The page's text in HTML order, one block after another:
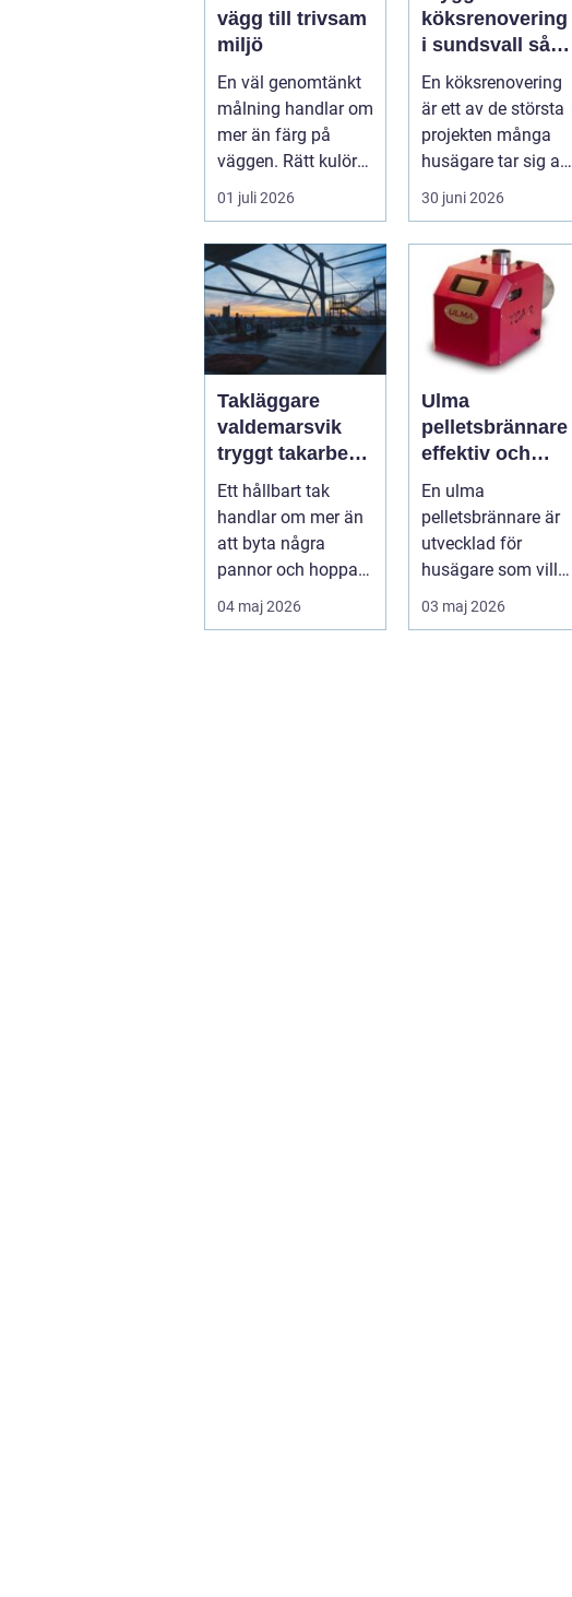
vägg till trivsam
miljö
En väl genomtänkt
målning handlar om
mer än färg på
väggen. Rätt kulörer,
noggrant
underarbete och e...
01 juli 2026
köksrenovering
i sundsvall så
skapar du ett
kök som håller
länge
En köksrenovering
är ett av de största
projekten många
husägare tar sig an.
Kostnaderna är ofta
höga...
30 juni 2026
Takläggare
valdemarsvik
tryggt takarbete
för kustklimat
Ett hållbart tak
handlar om mer än
att byta några
pannor och hoppas
på det bästa. För
husägare i Val...
04 maj 2026
Ulma
pelletsbrännare
effektiv och
trygg värme för
svenska hem
En ulma
pelletsbrännare är
utvecklad för
husägare som vill
ha en driftsäker och
ekonomisk
03 maj 2026